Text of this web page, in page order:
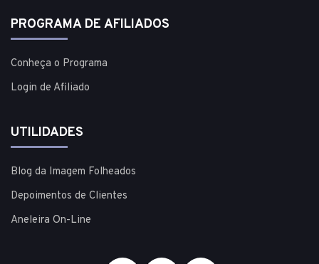
PROGRAMA DE AFILIADOS
Conheça o Programa
Login de Afiliado
UTILIDADES
Blog da Imagem Folheados
Depoimentos de Clientes
Aneleira On-Line